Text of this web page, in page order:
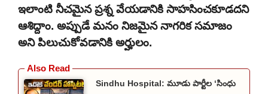
ఇలాంటి నీచమైన ప్రశ్న వేయడానికి సాహసించకూడదని
ఆశిద్దాం. అప్పుడే మనం నిజమైన నాగరిక సమాజం
అని పిలుచుకోవడానికి అర్హులం.
Sindhu Hospital: మూడు పార్టీల ‘సింధు